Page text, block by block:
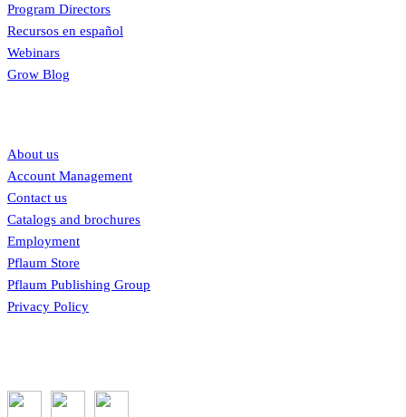
Program Directors
Recursos en español
Webinars
Grow Blog
About us
Account Management
Contact us
Catalogs and brochures
Employment
Pflaum Store
Pflaum Publishing Group
Privacy Policy